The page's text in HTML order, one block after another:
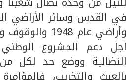
في القدس وسائر الأراضي
وأراضي عام
اجل دعم المشروع
النضالية ووضع حد لكل
بالعبث والتخريب،